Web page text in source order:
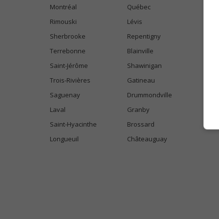
Montréal
Québec
Rimouski
Lévis
Sherbrooke
Repentigny
Terrebonne
Blainville
Saint-Jérôme
Shawinigan
Trois-Rivières
Gatineau
Saguenay
Drummondville
Laval
Granby
Saint-Hyacinthe
Brossard
Longueuil
Châteauguay